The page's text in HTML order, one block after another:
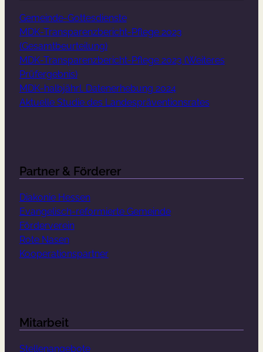
Gemeinde-Gottesdienste
MDK-Transparenzbericht-Pflege 2023
(Gesamtbeurteilung)
MDK-Transparenzbericht-Pflege 2023 (Weiteres
Prüfergebnis)
MDK-halbjährl. Datenerhebung 2024
Aktuelle Studie des Landespräventionsrates
Partner & Förderer
Diakonie Hessen
Evangelisch-reformierte Gemeinde
Förderverein
Rote Nasen
Kooperationspartner
Mitarbeit
Stellenangebote